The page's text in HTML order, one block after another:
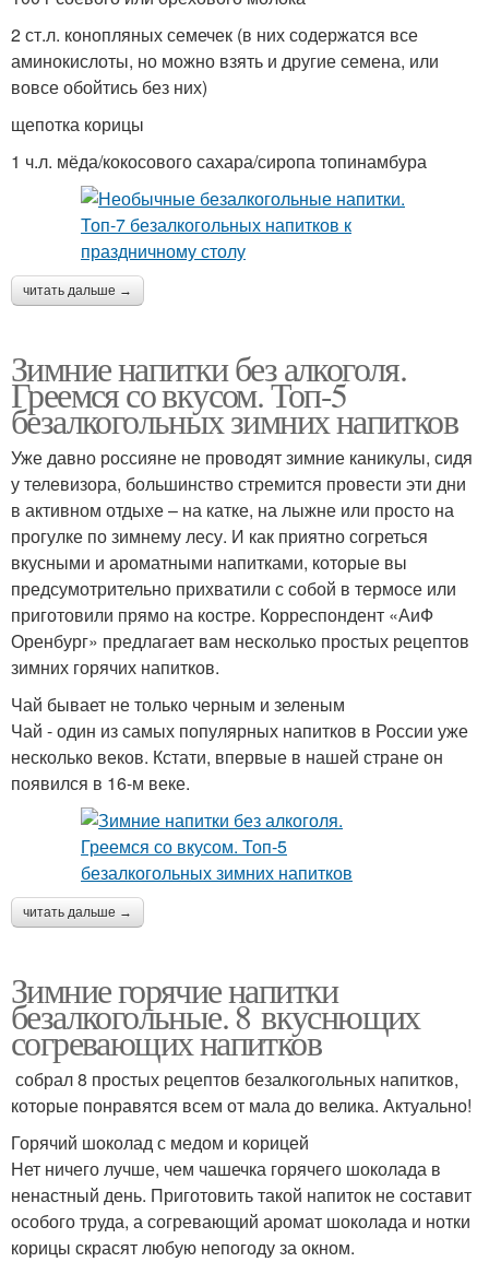
2 ст.л. конопляных семечек (в них содержатся все
аминокислоты, но можно взять и другие семена, или
вовсе обойтись без них)
щепотка корицы
1 ч.л. мёда/кокосового сахара/сиропа топинамбура
читать дальше →
Зимние напитки без алкоголя.
Греемся со вкусом. Топ-5
безалкогольных зимних напитков
Уже давно россияне не проводят зимние каникулы, сидя
у телевизора, большинство стремится провести эти дни
в активном отдыхе – на катке, на лыжне или просто на
прогулке по зимнему лесу. И как приятно согреться
вкусными и ароматными напитками, которые вы
предсумотрительно прихватили с собой в термосе или
приготовили прямо на костре. Корреспондент «АиФ
Оренбург» предлагает вам несколько простых рецептов
зимних горячих напитков.
Чай бывает не только черным и зеленым
Чай - один из самых популярных напитков в России уже
несколько веков. Кстати, впервые в нашей стране он
появился в 16-м веке.
читать дальше →
Зимние горячие напитки
безалкогольные. 8 вкуснющих
согревающих напитков
собрал 8 простых рецептов безалкогольных напитков,
которые понравятся всем от мала до велика. Актуально!
Горячий шоколад с медом и корицей
Нет ничего лучше, чем чашечка горячего шоколада в
ненастный день. Приготовить такой напиток не составит
особого труда, а согревающий аромат шоколада и нотки
корицы скрасят любую непогоду за окном.